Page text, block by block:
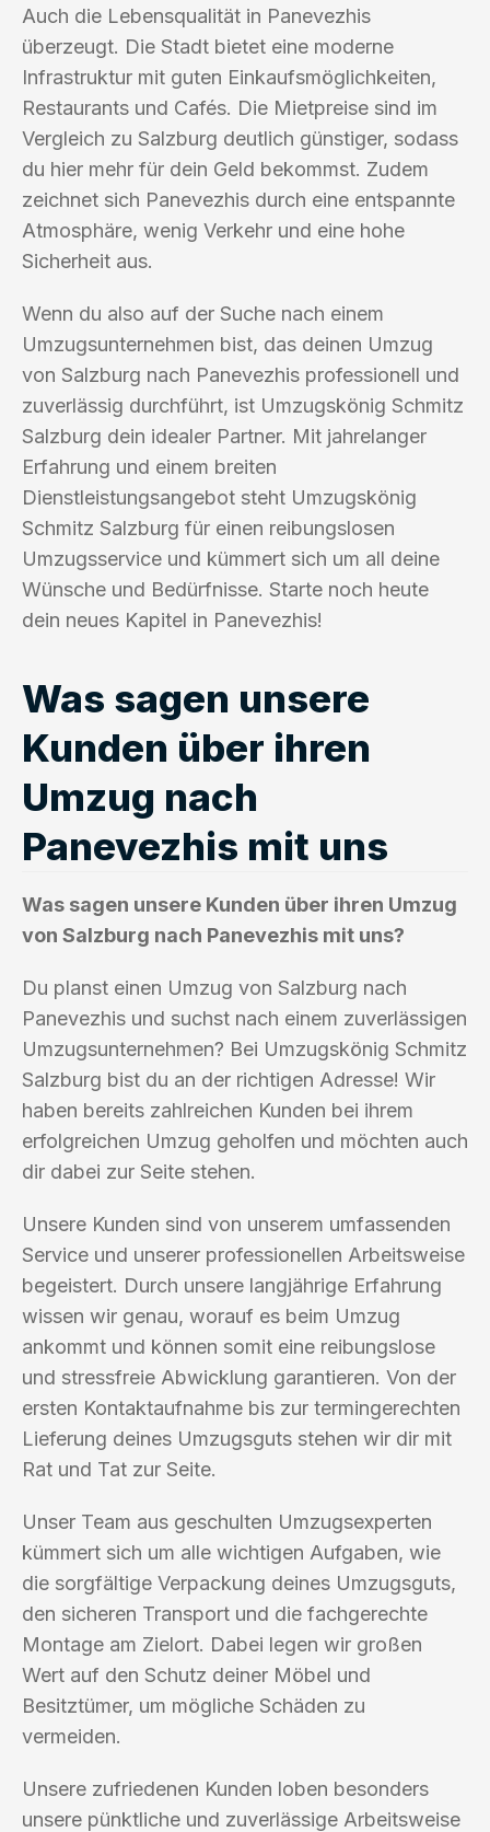
Auch die Lebensqualität in Panevezhis
überzeugt. Die Stadt bietet eine moderne
Infrastruktur mit guten Einkaufsmöglichkeiten,
Restaurants und Cafés. Die Mietpreise sind im
Vergleich zu Salzburg deutlich günstiger, sodass
du hier mehr für dein Geld bekommst. Zudem
zeichnet sich Panevezhis durch eine entspannte
Atmosphäre, wenig Verkehr und eine hohe
Sicherheit aus.
Wenn du also auf der Suche nach einem
Umzugsunternehmen bist, das deinen Umzug
von Salzburg nach Panevezhis professionell und
zuverlässig durchführt, ist Umzugskönig Schmitz
Salzburg dein idealer Partner. Mit jahrelanger
Erfahrung und einem breiten
Dienstleistungsangebot steht Umzugskönig
Schmitz Salzburg für einen reibungslosen
Umzugsservice und kümmert sich um all deine
Wünsche und Bedürfnisse. Starte noch heute
dein neues Kapitel in Panevezhis!
Was sagen unsere
Kunden über ihren
Umzug nach
Panevezhis mit uns
Was sagen unsere Kunden über ihren Umzug
von Salzburg nach Panevezhis mit uns?
Du planst einen Umzug von Salzburg nach
Panevezhis und suchst nach einem zuverlässigen
Umzugsunternehmen? Bei Umzugskönig Schmitz
Salzburg bist du an der richtigen Adresse! Wir
haben bereits zahlreichen Kunden bei ihrem
erfolgreichen Umzug geholfen und möchten auch
dir dabei zur Seite stehen.
Unsere Kunden sind von unserem umfassenden
Service und unserer professionellen Arbeitsweise
begeistert. Durch unsere langjährige Erfahrung
wissen wir genau, worauf es beim Umzug
ankommt und können somit eine reibungslose
und stressfreie Abwicklung garantieren. Von der
ersten Kontaktaufnahme bis zur termingerechten
Lieferung deines Umzugsguts stehen wir dir mit
Rat und Tat zur Seite.
Unser Team aus geschulten Umzugsexperten
kümmert sich um alle wichtigen Aufgaben, wie
die sorgfältige Verpackung deines Umzugsguts,
den sicheren Transport und die fachgerechte
Montage am Zielort. Dabei legen wir großen
Wert auf den Schutz deiner Möbel und
Besitztümer, um mögliche Schäden zu
vermeiden.
Unsere zufriedenen Kunden loben besonders
unsere pünktliche und zuverlässige Arbeitsweise